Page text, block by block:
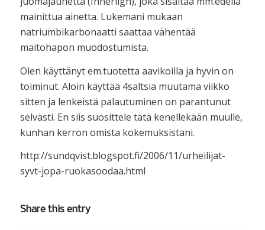
mainittua ainetta. Lukemani mukaan
natriumbikarbonaatti saattaa vähentää
maitohapon muodostumista.
Olen käyttänyt em.tuotetta aavikoilla ja hyvin on
toiminut. Aloin käyttää 4saltsia muutama viikko
sitten ja lenkeistä palautuminen on parantunut
selvästi. En siis suosittele tätä kenellekään muulle,
kunhan kerron omista kokemuksistani.
http://sundqvist.blogspot.fi/2006/11/urheilijat-
syvt-jopa-ruokasoodaa.html
Share this entry